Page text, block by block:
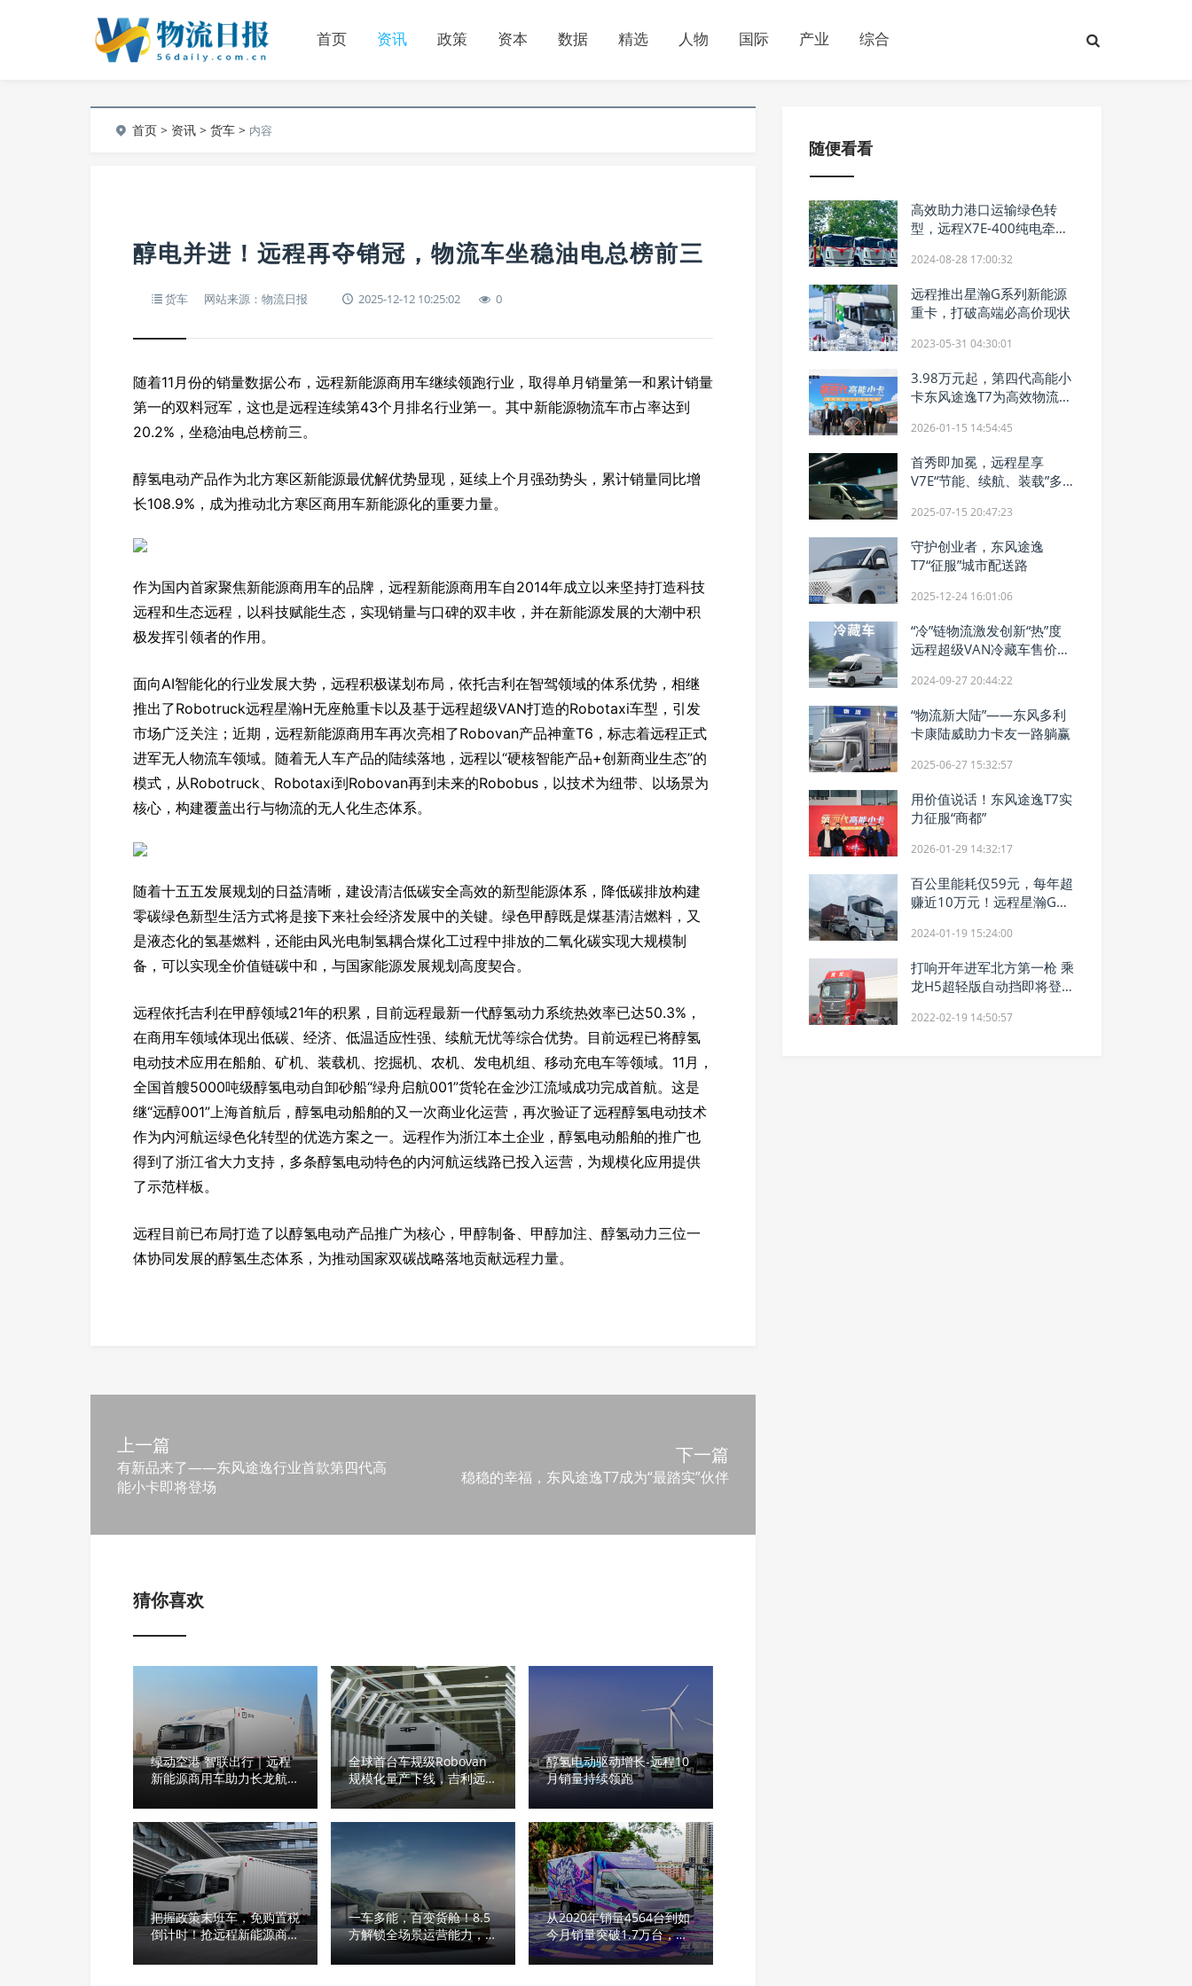
首页 资讯 政策 资本 数据 精选 人物 国际 产业 综合
首页 > 资讯 >货车 > 内容
醇电并进！远程再夺销冠，物流车坐稳油电总榜前三
货车 网站来源：物流日报 2025-12-12 10:25:02 0
随着11月份的销量数据公布，远程新能源商用车继续领跑行业，取得单月销量第一和累计销量
第一的双料冠军，这也是远程连续第43个月排名行业第一。其中新能源物流车市占率达到
20.2%，坐稳油电总榜前三。
醇氢电动产品作为北方寒区新能源最优解优势显现，延续上个月强劲势头，累计销量同比增
长108.9%，成为推动北方寒区商用车新能源化的重要力量。
作为国内首家聚焦新能源商用车的品牌，远程新能源商用车自2014年成立以来坚持打造科技
远程和生态远程，以科技赋能生态，实现销量与口碑的双丰收，并在新能源发展的大潮中积
极发挥引领者的作用。
面向AI智能化的行业发展大势，远程积极谋划布局，依托吉利在智驾领域的体系优势，相继
推出了Robotruck远程星瀚H无座舱重卡以及基于远程超级VAN打造的Robotaxi车型，引发
市场广泛关注；近期，远程新能源商用车再次亮相了Robovan产品神童T6，标志着远程正式
进军无人物流车领域。随着无人车产品的陆续落地，远程以“硬核智能产品+创新商业生态”的
模式，从Robotruck、Robotaxi到Robovan再到未来的Robobus，以技术为纽带、以场景为
核心，构建覆盖出行与物流的无人化生态体系。
随着十五五发展规划的日益清晰，建设清洁低碳安全高效的新型能源体系，降低碳排放构建
零碳绿色新型生活方式将是接下来社会经济发展中的关键。绿色甲醇既是煤基清洁燃料，又
是液态化的氢基燃料，还能由风光电制氢耦合煤化工过程中排放的二氧化碳实现大规模制
备，可以实现全价值链碳中和，与国家能源发展规划高度契合。
远程依托吉利在甲醇领域21年的积累，目前远程最新一代醇氢动力系统热效率已达50.3%，
在商用车领域体现出低碳、经济、低温适应性强、续航无忧等综合优势。目前远程已将醇氢
电动技术应用在船舶、矿机、装载机、挖掘机、农机、发电机组、移动充电车等领域。11月，
全国首艘5000吨级醇氢电动自卸砂船“绿舟启航001”货轮在金沙江流域成功完成首航。这是
继“远醇001”上海首航后，醇氢电动船舶的又一次商业化运营，再次验证了远程醇氢电动技术
作为内河航运绿色化转型的优选方案之一。远程作为浙江本土企业，醇氢电动船舶的推广也
得到了浙江省大力支持，多条醇氢电动特色的内河航运线路已投入运营，为规模化应用提供
了示范样板。
远程目前已布局打造了以醇氢电动产品推广为核心，甲醇制备、甲醇加注、醇氢动力三位一
体协同发展的醇氢生态体系，为推动国家双碳战略落地贡献远程力量。
上一篇
有新品来了——东风途逸行业首款第四代高
能小卡即将登场
下一篇
稳稳的幸福，东风途逸T7成为“最踏实”伙伴
猜你喜欢
绿动空港 智联出行｜远程
新能源商用车助力长龙航空
全球首台车规级Robovan
规模化量产下线，吉利远程
引领无人物流新时代
醇氢电动驱动增长-远程10
月销量持续领跑
把握政策末班车，免购置税
倒计时！抢远程新能源商用
一车多能，百变货舱！8.5
方解锁全场景运营能力，远
程星享V8E正式上市！
从2020年销量4564台到如
今月销量突破1.7万台，远
程蝉联销冠，稳居第一
随便看看
高效助力港口运输绿色转
型，远程X7E-400纯电牵引
2024-08-28 17:00:32
远程推出星瀚G系列新能源
重卡，打破高端必高价现状
2023-05-31 04:30:01
3.98万元起，第四代高能小
卡东风途逸T7为高效物流而
2026-01-15 14:54:45
首秀即加冕，远程星享
V7E“节能、续航、装载”多
2025-07-15 20:47:23
守护创业者，东风途逸
T7“征服”城市配送路
2025-12-24 16:01:06
“冷”链物流激发创新“热”度
远程超级VAN冷藏车售价公
2024-09-27 20:44:22
“物流新大陆”——东风多利
卡康陆威助力卡友一路躺赢
2025-06-27 15:32:57
用价值说话！东风途逸T7实
力征服“商都”
2026-01-29 14:32:17
百公里能耗仅59元，每年超
赚近10万元！远程星瀚G超
2024-01-19 15:24:00
打响开年进军北方第一枪 乘
龙H5超轻版自动挡即将登陆
2022-02-19 14:50:57